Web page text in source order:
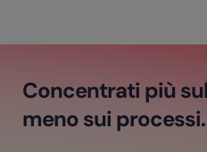
Concentrati più
meno sui processi.